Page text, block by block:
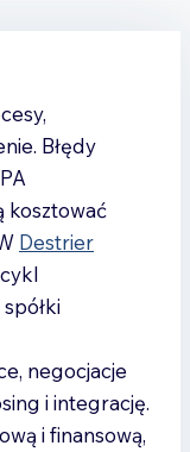
Błędy
kosztować
Destrier
negocjacje
i integrację.
i finansową,